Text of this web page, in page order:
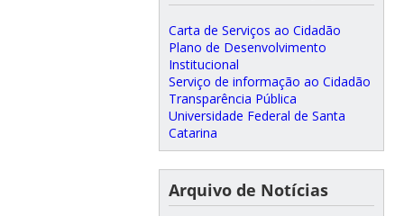
Carta de Serviços ao Cidadão
Plano de Desenvolvimento
Institucional
Serviço de informação ao Cidadão
Transparência Pública
Universidade Federal de Santa
Catarina
Arquivo de Notícias